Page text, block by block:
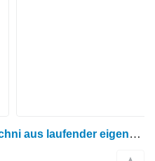
Euro-Jabelmann Kartoffeltechni aus laufender eigener Produktion